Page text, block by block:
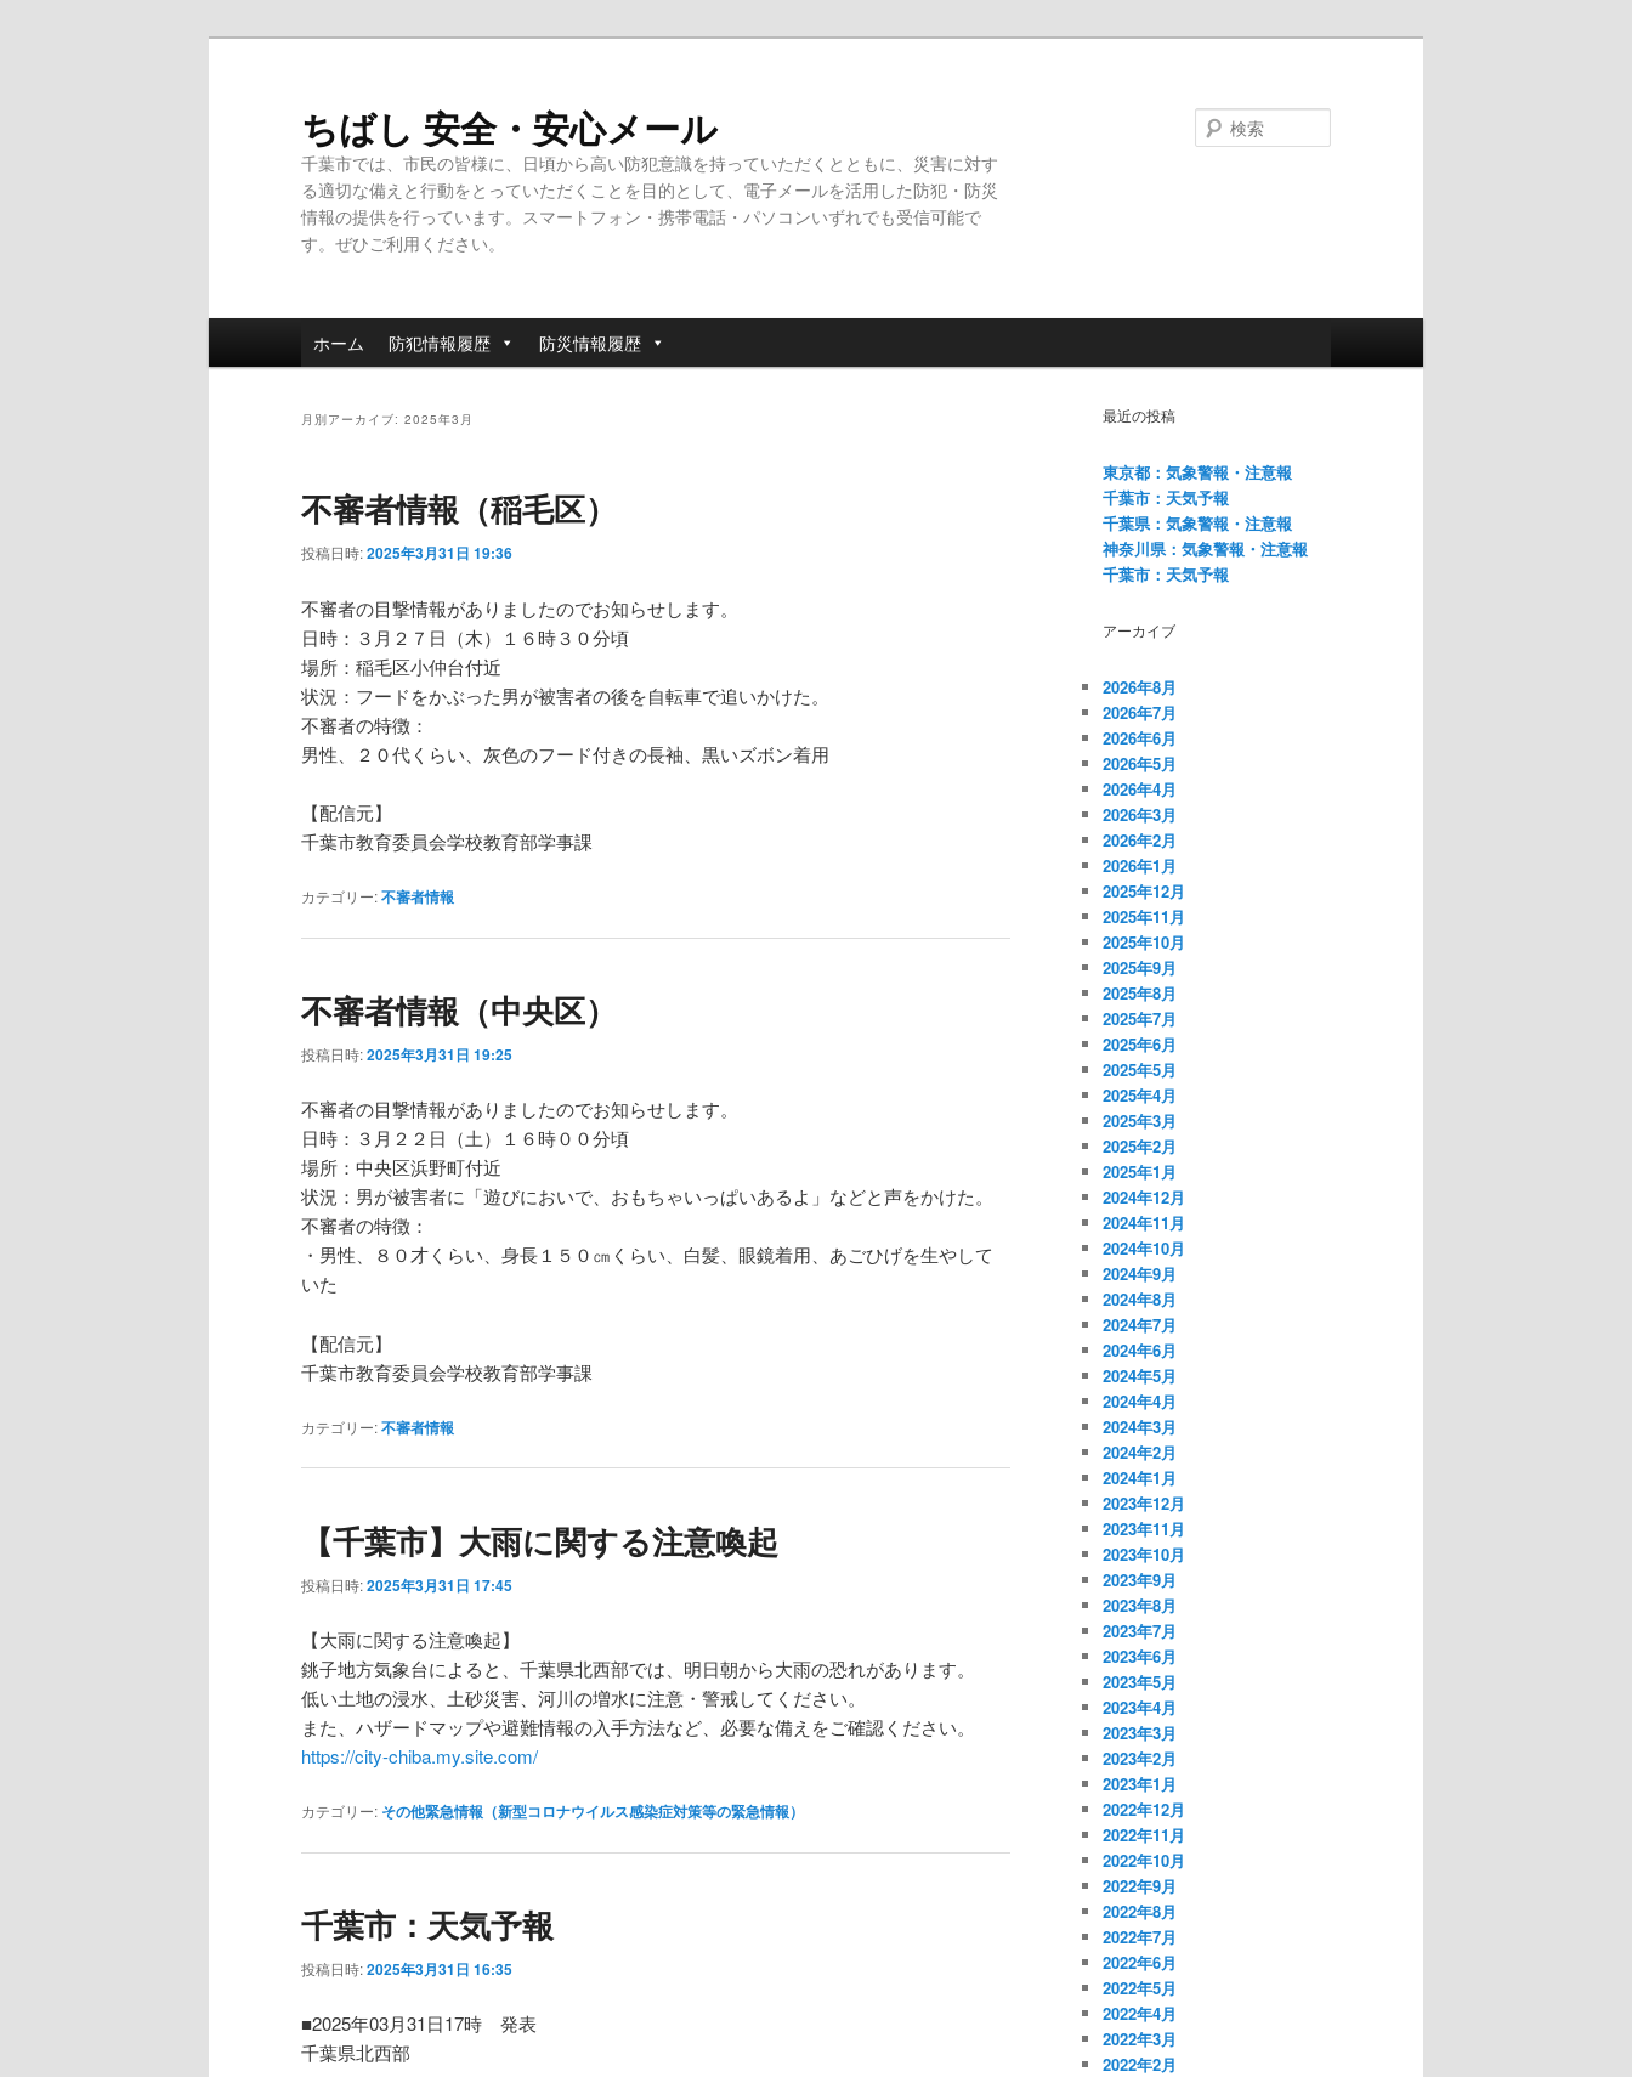
ちばし 安全・安心メール
千葉市では、市民の皆様に、日頃から高い防犯意識を持っていただくとともに、災害に対す
る適切な備えと行動をとっていただくことを目的として、電子メールを活用した防犯・防災
情報の提供を行っています。スマートフォン・携帯電話・パソコンいずれでも受信可能で
す。ぜひご利用ください。
イ
ホーム 防犯情報履歴 防災情報履歴
月別アーカイブ: 2025年3月
不審者情報（稲毛区）
投稿日時:2025年3月31日 19:36
不審者の目撃情報がありましたのでお知らせします。
日時：３月２７日（木）１６時３０分頃
場所：稲毛区小仲台付近
状況：フードをかぶった男が被害者の後を自転車で追いかけた。
不審者の特徴：
男性、２０代くらい、灰色のフード付きの長袖、黒いズボン着用
【配信元】
千葉市教育委員会学校教育部学事課
カテゴリー:不審者情報
不審者情報（中央区）
投稿日時:2025年3月31日 19:25
不審者の目撃情報がありましたのでお知らせします。
日時：３月２２日（土）１６時００分頃
場所：中央区浜野町付近
状況：男が被害者に「遊びにおいで、おもちゃいっぱいあるよ」などと声をかけた。
不審者の特徴：
・男性、８０才くらい、身長１５０㎝くらい、白髪、眼鏡着用、あごひげを生やして
いた
【配信元】
千葉市教育委員会学校教育部学事課
カテゴリー:不審者情報
【千葉市】大雨に関する注意喚起
投稿日時:2025年3月31日 17:45
【大雨に関する注意喚起】
銚子地方気象台によると、千葉県北西部では、明日朝から大雨の恐れがあります。
低い土地の浸水、土砂災害、河川の増水に注意・警戒してください。
また、ハザードマップや避難情報の入手方法など、必要な備えをご確認ください。
https://city-chiba.my.site.com/
カテゴリー: その他緊急情報（新型コロナウイルス感染症対策等の緊急情報）
千葉市：天気予報
投稿日時:2025年3月31日 16:35
■2025年03月31日17時 発表
千葉県北西部
最近の投稿
東京都：気象警報・注意報
千葉市：天気予報
千葉県：気象警報・注意報
神奈川県：気象警報・注意報
千葉市：天気予報
アーカイブ
2026年8月
2026年7月
2026年6月
2026年5月
2026年4月
2026年3月
2026年2月
2026年1月
2025年12月
2025年11月
2025年10月
2025年9月
2025年8月
2025年7月
2025年6月
2025年5月
2025年4月
2025年3月
2025年2月
2025年1月
2024年12月
2024年11月
2024年10月
2024年9月
2024年8月
2024年7月
2024年6月
2024年5月
2024年4月
2024年3月
2024年2月
2024年1月
2023年12月
2023年11月
2023年10月
2023年9月
2023年8月
2023年7月
2023年6月
2023年5月
2023年4月
2023年3月
2023年2月
2023年1月
2022年12月
2022年11月
2022年10月
2022年9月
2022年8月
2022年7月
2022年6月
2022年5月
2022年4月
2022年3月
2022年2月